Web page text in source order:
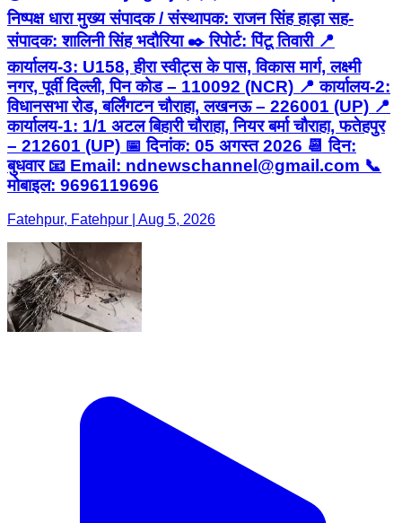
निष्पक्ष धारा मुख्य संपादक / संस्थापक: राजन सिंह हाड़ा सह-
संपादक: शालिनी सिंह भदौरिया ✒️ रिपोर्ट: पिंटू तिवारी 📍
कार्यालय-3: U158, हीरा स्वीट्स के पास, विकास मार्ग, लक्ष्मी
नगर, पूर्वी दिल्ली, पिन कोड – 110092 (NCR) 📍 कार्यालय-2:
विधानसभा रोड, बर्लिंगटन चौराहा, लखनऊ – 226001 (UP) 📍
कार्यालय-1: 1/1 अटल बिहारी चौराहा, नियर बर्मा चौराहा, फतेहपुर
– 212601 (UP) 📅 दिनांक: 05 अगस्त 2026 📆 दिन:
बुधवार 📧 Email: ndnewschannel@gmail.com 📞
मोबाइल: 9696119696
Fatehpur, Fatehpur | Aug 5, 2026